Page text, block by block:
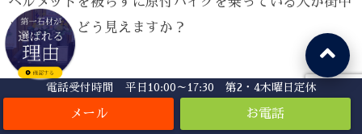
電話受付時間 平日10:00～17:30 第2・4木曜日定休
にいれば、どう見えますか？